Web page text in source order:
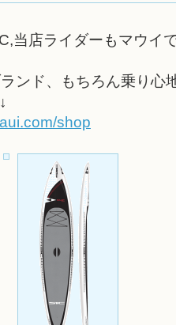
当店ライダーもマウイ
ンド、もちろん乗り心
shop